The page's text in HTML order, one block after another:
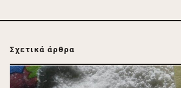
Σχετικά άρθρα